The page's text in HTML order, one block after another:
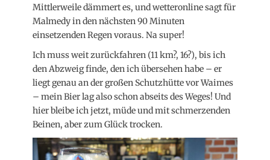
Mittlerweile dämmert es, und wetteronline sagt für
Malmedy in den nächsten 90 Minuten
einsetzenden Regen voraus. Na super!
Ich muss weit zurückfahren (11 km?, 16?), bis ich
den Abzweig finde, den ich übersehen habe – er
liegt genau an der großen Schutzhütte vor Waimes
– mein Bier lag also schon abseits des Weges! Und
hier bleibe ich jetzt, müde und mit schmerzenden
Beinen, aber zum Glück trocken.